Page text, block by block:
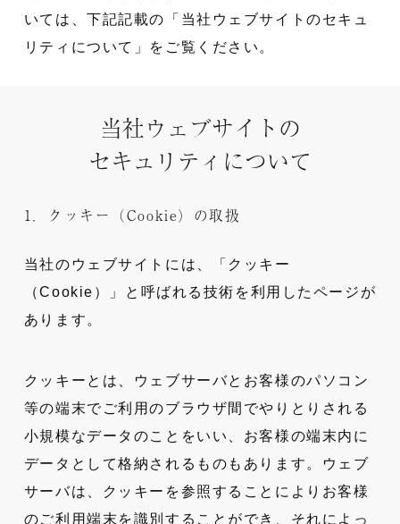
いては、下記記載の「当社ウェブサイトのセキュ
リティについて」をご覧ください。
当社ウェブサイトの
セキュリティについて
1．クッキー（Cookie）の取扱
当社のウェブサイトには、「クッキー
（Cookie）」と呼ばれる技術を利用したページが
あります。
クッキーとは、ウェブサーバとお客様のパソコン
等の端末でご利用のブラウザ間でやりとりされる
小規模なデータのことをいい、お客様の端末内に
データとして格納されるものもあります。ウェブ
サーバは、クッキーを参照することによりお客様
のご利用端末を識別することができ、それによっ